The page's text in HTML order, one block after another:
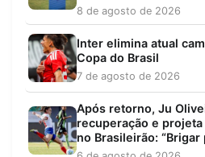
8 de agosto de 2026
Inter elimina atual
Copa do Brasil
7 de agosto de 2026
Após retorno, Ju
recuperação e
no Brasileirão: “Brigar